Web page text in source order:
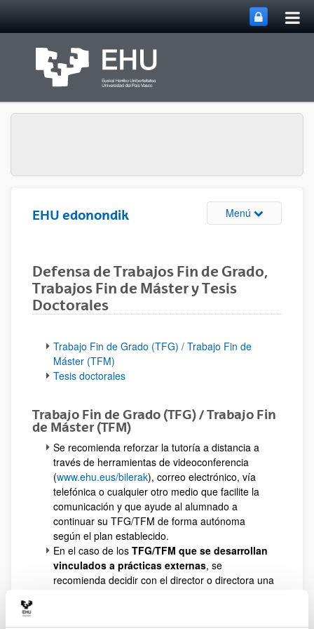
EHU edonondik Menú Abrir/cerrar
Defensa de Trabajos Fin de Grado,
Trabajos Fin de Máster y Tesis
Doctorales
Trabajo Fin de Grado (TFG) / Trabajo Fin de
Máster (TFM)
Tesis doctorales
Trabajo Fin de Grado (TFG) / Trabajo Fin
de Máster (TFM)
Se recomienda reforzar la tutoría a distancia a
través de herramientas de videoconferencia
(www.ehu.eus/bilerak), correo electrónico, vía
telefónica o cualquier otro medio que facilite la
comunicación y que ayude al alumnado a
continuar su TFG/TFM de forma autónoma
según el plan establecido.
En el caso de los TFG/TFM que se desarrollan
vinculados a prácticas externas, se
recomienda decidir con el director o directora una
suspensión de la actividad presencial.